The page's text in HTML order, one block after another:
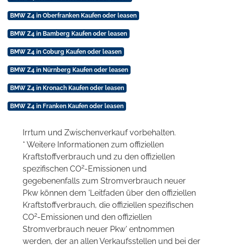
BMW Z4 in Oberfranken Kaufen oder leasen
BMW Z4 in Bamberg Kaufen oder leasen
BMW Z4 in Coburg Kaufen oder leasen
BMW Z4 in Nürnberg Kaufen oder leasen
BMW Z4 in Kronach Kaufen oder leasen
BMW Z4 in Franken Kaufen oder leasen
Irrtum und Zwischenverkauf vorbehalten.
* Weitere Informationen zum offiziellen
Kraftstoffverbrauch und zu den offiziellen
spezifischen CO2-Emissionen und
gegebenenfalls zum Stromverbrauch neuer
Pkw können dem 'Leitfaden über den offiziellen
Kraftstoffverbrauch, die offiziellen spezifischen
CO2-Emissionen und den offiziellen
Stromverbrauch neuer Pkw' entnommen
werden, der an allen Verkaufsstellen und bei der